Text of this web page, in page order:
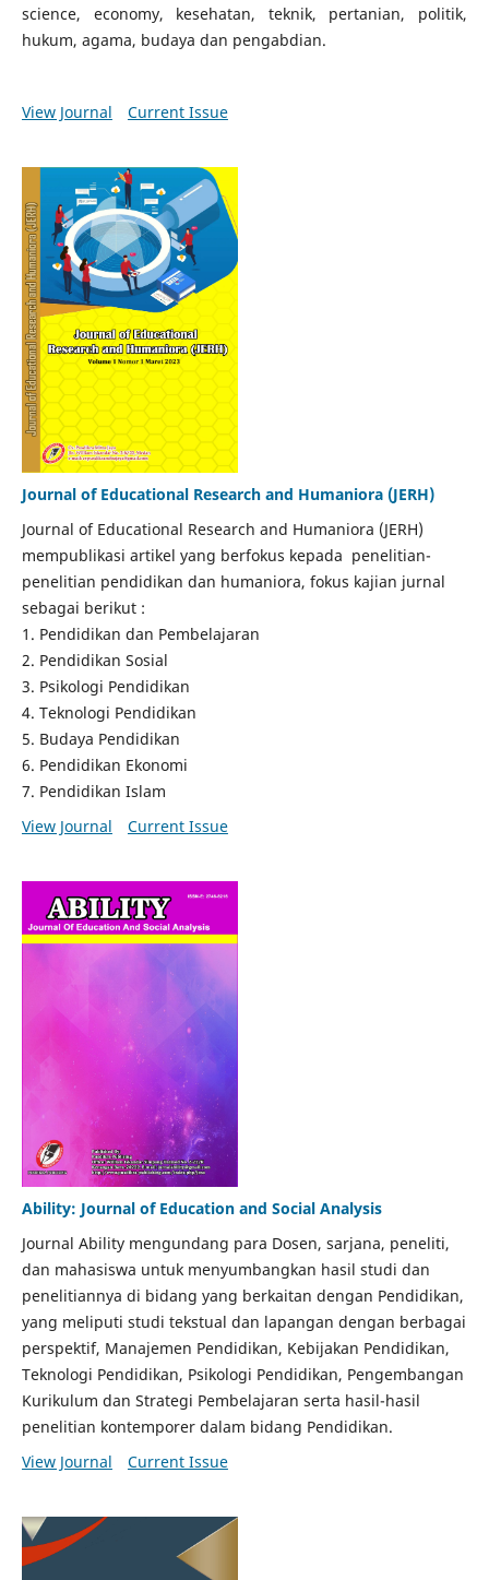
science, economy, kesehatan, teknik, pertanian, politik,
hukum, agama, budaya dan pengabdian.
View Journal Current Issue
Journal of Educational Research and Humaniora (JERH)
Journal of Educational Research and Humaniora (JERH)
mempublikasi artikel yang berfokus kepada penelitian-
penelitian pendidikan dan humaniora, fokus kajian jurnal
sebagai berikut :
1. Pendidikan dan Pembelajaran
2. Pendidikan Sosial
3. Psikologi Pendidikan
4. Teknologi Pendidikan
5. Budaya Pendidikan
6. Pendidikan Ekonomi
7. Pendidikan Islam
View Journal
Current Issue
Ability: Journal of Education and Social Analysis
Journal Ability mengundang para Dosen, sarjana, peneliti,
dan mahasiswa untuk menyumbangkan hasil studi dan
penelitiannya di bidang yang berkaitan dengan Pendidikan,
yang meliputi studi tekstual dan lapangan dengan berbagai
perspektif, Manajemen Pendidikan, Kebijakan Pendidikan,
Teknologi Pendidikan, Psikologi Pendidikan, Pengembangan
Kurikulum dan Strategi Pembelajaran serta hasil-hasil
penelitian kontemporer dalam bidang Pendidikan.
View Journal
Current Issue